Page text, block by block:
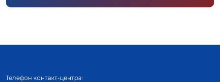
Телефон контакт-центра: